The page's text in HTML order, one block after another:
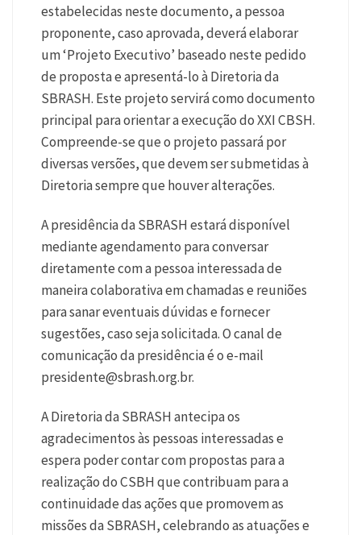
estabelecidas neste documento, a pessoa
proponente, caso aprovada, deverá elaborar
um ‘Projeto Executivo’ baseado neste pedido
de proposta e apresentá-lo à Diretoria da
SBRASH. Este projeto servirá como documento
principal para orientar a execução do XXI CBSH.
Compreende-se que o projeto passará por
diversas versões, que devem ser submetidas à
Diretoria sempre que houver alterações.
A presidência da SBRASH estará disponível
mediante agendamento para conversar
diretamente com a pessoa interessada de
maneira colaborativa em chamadas e reuniões
para sanar eventuais dúvidas e fornecer
sugestões, caso seja solicitada. O canal de
comunicação da presidência é o e-mail
presidente@sbrash.org.br.
A Diretoria da SBRASH antecipa os
agradecimentos às pessoas interessadas e
espera poder contar com propostas para a
realização do CSBH que contribuam para a
continuidade das ações que promovem as
missões da SBRASH, celebrando as atuações e